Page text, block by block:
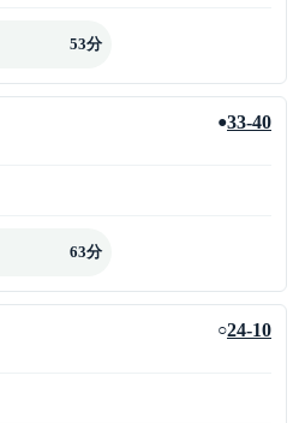
53分
●33-40
63分
○24-10